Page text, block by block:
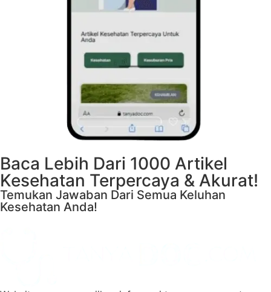
Baca Lebih Dari 1000 Artikel
Kesehatan Terpercaya & Akurat!
Temukan Jawaban Dari Semua Keluhan
Kesehatan Anda!